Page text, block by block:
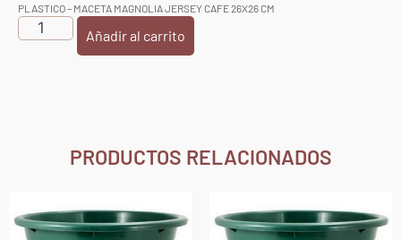
PLASTICO – MACETA MAGNOLIA JERSEY CAFE 26X26 CM
Añadir al carrito
PRODUCTOS RELACIONADOS